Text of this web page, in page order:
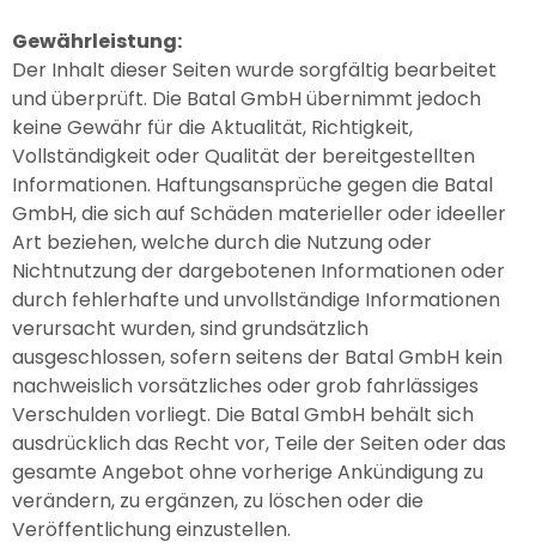
Gewährleistung:
Der Inhalt dieser Seiten wurde sorgfältig bearbeitet
und überprüft. Die Batal GmbH übernimmt jedoch
keine Gewähr für die Aktualität, Richtigkeit,
Vollständigkeit oder Qualität der bereitgestellten
Informationen. Haftungsansprüche gegen die Batal
GmbH, die sich auf Schäden materieller oder ideeller
Art beziehen, welche durch die Nutzung oder
Nichtnutzung der dargebotenen Informationen oder
durch fehlerhafte und unvollständige Informationen
verursacht wurden, sind grundsätzlich
ausgeschlossen, sofern seitens der Batal GmbH kein
nachweislich vorsätzliches oder grob fahrlässiges
Verschulden vorliegt. Die Batal GmbH behält sich
ausdrücklich das Recht vor, Teile der Seiten oder das
gesamte Angebot ohne vorherige Ankündigung zu
verändern, zu ergänzen, zu löschen oder die
Veröffentlichung einzustellen.